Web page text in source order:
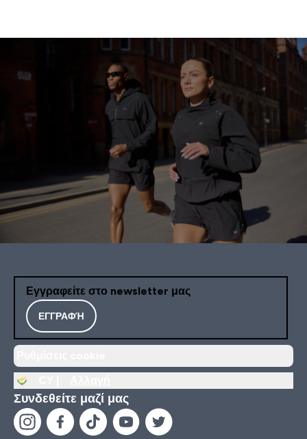
Εγγραφείτε στο newsletter μας
ΕΓΓΡΑΦΉ
Συνδεθείτε μαζί μας